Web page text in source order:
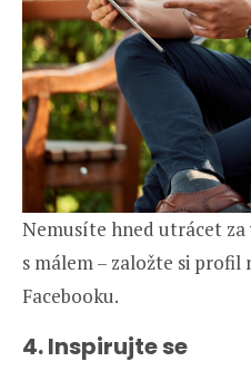
Nemusíte hned utrácet
s málem – založte si profil
Facebooku.
4. Inspirujte se